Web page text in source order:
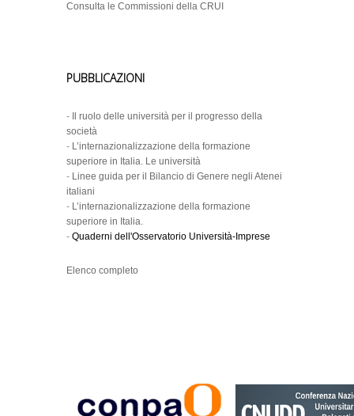
Consulta le Commissioni della CRUI
PUBBLICAZIONI
-
Il ruolo delle università per il progresso della
società
- L’internazionalizzazione della formazione
superiore in Italia. Le università
- Linee guida per il Bilancio di Genere negli Atenei
italiani
- L’internazionalizzazione della formazione
superiore in Italia.
- Quaderni dell'Osservatorio Università-Imprese
Elenco completo